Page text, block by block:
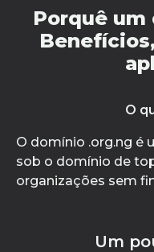
Porquê
O
O domínio .org.ng é
sob o domínio de
organizações sem
Um